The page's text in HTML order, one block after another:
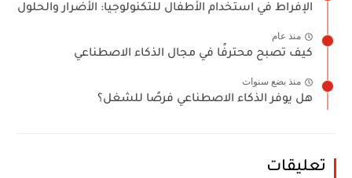
الإفراط في استخدام الأطفال للتكنولوجيا: الأضرار والحلول
منذ عام
كيف تصبح محترفًا في مجال الذكاء الاصطناعي
منذ بضع سنوات
هل يوفر الذكاء الاصطناعي فرصًا للشغل؟
تعليقات